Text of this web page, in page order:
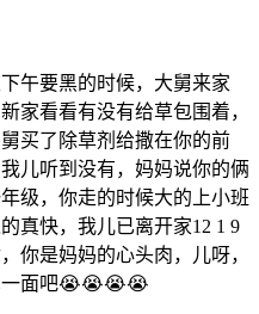
午要黑的时候，大舅来家
家看看有没有给草包围着，
买了除草剂给撒在你的前
儿听到没有，妈妈说你的俩
级，你走的时候大的上小班
真快，我儿已离开家12 1 9
你是妈妈的心头肉，儿呀，
一面吧😭😭😭😭